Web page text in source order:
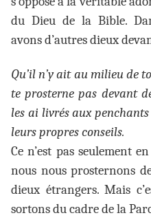
du Dieu de la Bible.
avons d’autres dieux
Qu’il n’y ait au milieu de
te prosterne pas devant
les ai livrés aux
leurs propres conseils.
Ce n’est pas seulement
nous nous prosternons
dieux étrangers. Mais
sortons du cadre de la